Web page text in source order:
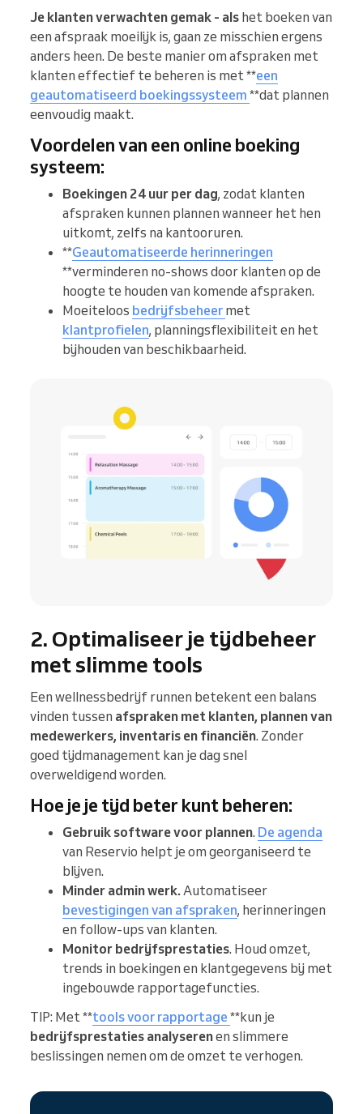
Je klanten verwachten gemak - als het boeken van
een afspraak moeilijk is, gaan ze misschien ergens
anders heen. De beste manier om afspraken met
klanten effectief te beheren is met **een
geautomatiseerd boekingssysteem **dat plannen
eenvoudig maakt.
Voordelen van een online boeking
systeem:
Boekingen 24 uur per dag, zodat klanten
afspraken kunnen plannen wanneer het hen
uitkomt, zelfs na kantooruren.
**Geautomatiseerde herinneringen
**verminderen no-shows door klanten op de
hoogte te houden van komende afspraken.
Moeiteloos bedrijfsbeheer met
klantprofielen, planningsflexibiliteit en het
bijhouden van beschikbaarheid.
2. Optimaliseer je tijdbeheer
met slimme tools
Een wellnessbedrijf runnen betekent een balans
vinden tussen afspraken met klanten, plannen van
medewerkers, inventaris en financiën. Zonder
goed tijdmanagement kan je dag snel
overweldigend worden.
Hoe je je tijd beter kunt beheren:
Gebruik software voor plannen. De agenda
van Reservio helpt je om georganiseerd te
blijven.
Minder admin werk. Automatiseer
bevestigingen van afspraken, herinneringen
en follow-ups van klanten.
Monitor bedrijfsprestaties. Houd omzet,
trends in boekingen en klantgegevens bij met
ingebouwde rapportagefuncties.
TIP: Met **tools voor rapportage **kun je
bedrijfsprestaties analyserenen slimmere
beslissingen nemen om de omzet te verhogen.